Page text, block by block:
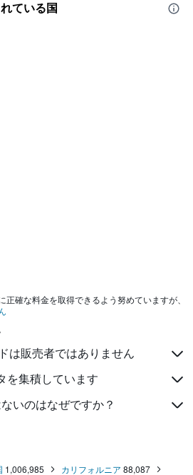
ている国
正確な料金を取得できるよう努めていますが、
は販売者ではありません
を集積しています
いのはなぜですか？
1,006,985 カリフォルニア 88,087